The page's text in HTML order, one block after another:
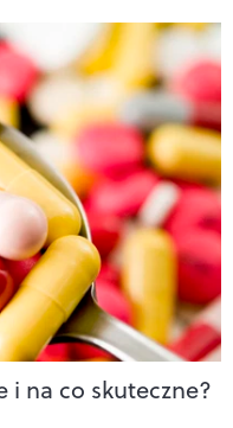
i na co skuteczne?